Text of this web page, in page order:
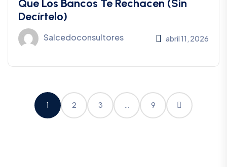
Que Los Bancos Te Rechacen (Sin
Decírtelo)
Salcedoconsultores abril 11, 2026
1 2 3 … 9